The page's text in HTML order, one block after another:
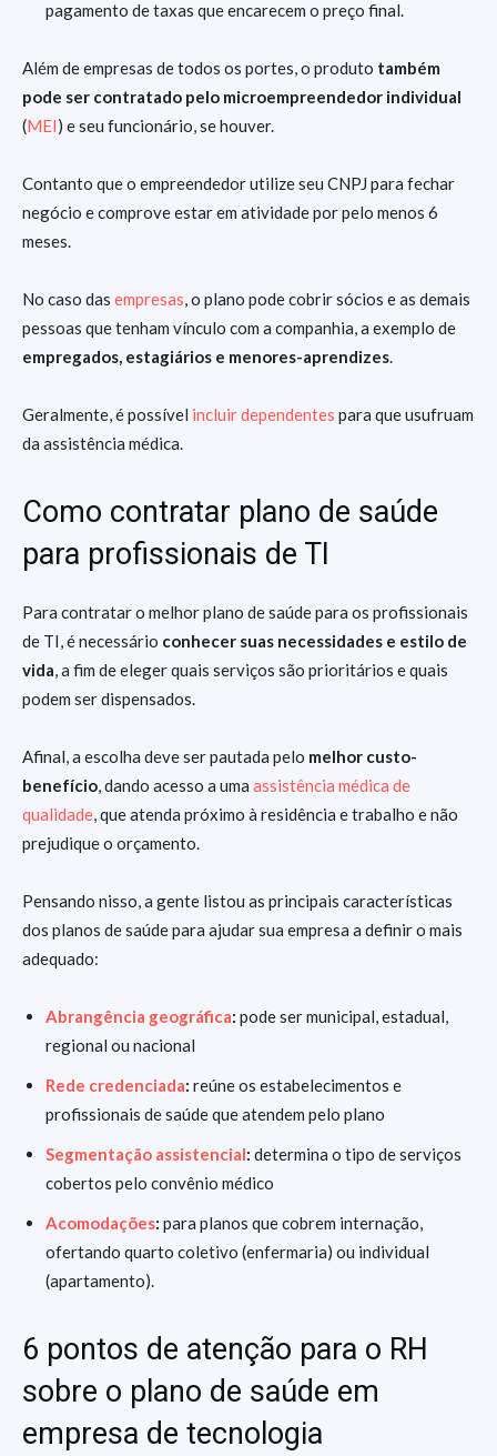
pagamento de taxas que encarecem o preço final.
Além de empresas de todos os portes, o produto também
pode ser contratado pelo microempreendedor individual
(MEI) e seu funcionário, se houver.
Contanto que o empreendedor utilize seu CNPJ para fechar
negócio e comprove estar em atividade por pelo menos 6
meses.
No caso das empresas, o plano pode cobrir sócios e as demais
pessoas que tenham vínculo com a companhia, a exemplo de
empregados, estagiários e menores-aprendizes.
Geralmente, é possível incluir dependentes para que usufruam
da assistência médica.
Como contratar plano de saúde
para profissionais de TI
Para contratar o melhor plano de saúde para os profissionais
de TI, é necessário conhecer suas necessidades e estilo de
vida, a fim de eleger quais serviços são prioritários e quais
podem ser dispensados.
Afinal, a escolha deve ser pautada pelo melhor custo-
benefício, dando acesso a uma assistência médica de
qualidade, que atenda próximo à residência e trabalho e não
prejudique o orçamento.
Pensando nisso, a gente listou as principais características
dos planos de saúde para ajudar sua empresa a definir o mais
adequado:
Abrangência geográfica: pode ser municipal, estadual,
regional ou nacional
Rede credenciada: reúne os estabelecimentos e
profissionais de saúde que atendem pelo plano
Segmentação assistencial: determina o tipo de serviços
cobertos pelo convênio médico
Acomodações: para planos que cobrem internação,
ofertando quarto coletivo (enfermaria) ou individual
(apartamento).
6 pontos de atenção para o RH
sobre o plano de saúde em
empresa de tecnologia